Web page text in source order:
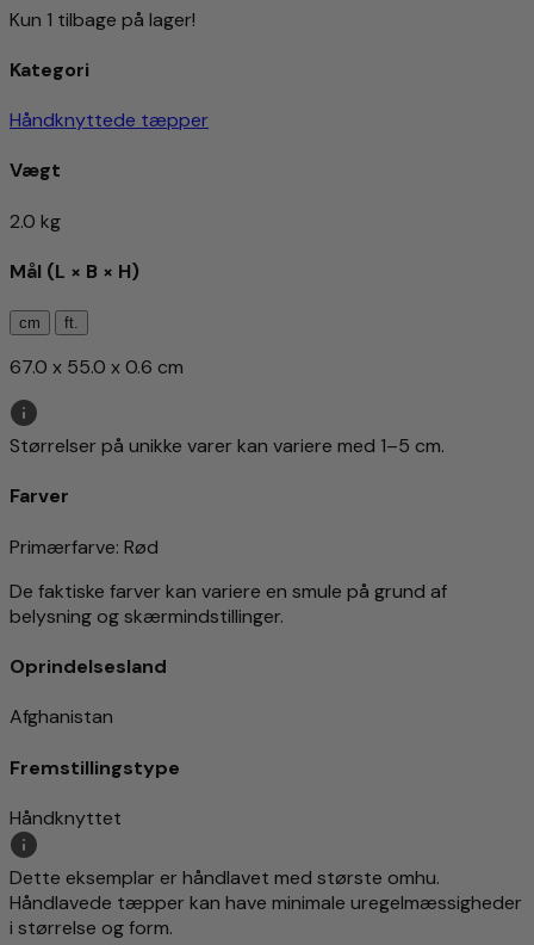
Kun 1 tilbage på lager!
Kategori
Håndknyttede tæpper
Vægt
2.0 kg
Mål (L × B × H)
cm ft.
67.0 x 55.0 x 0.6 cm
Størrelser på unikke varer kan variere med 1–5 cm.
Farver
Primærfarve: Rød
De faktiske farver kan variere en smule på grund af
belysning og skærmindstillinger.
Oprindelsesland
Afghanistan
Fremstillingstype
Håndknyttet
Dette eksemplar er håndlavet med største omhu.
Håndlavede tæpper kan have minimale uregelmæssigheder
i størrelse og form.